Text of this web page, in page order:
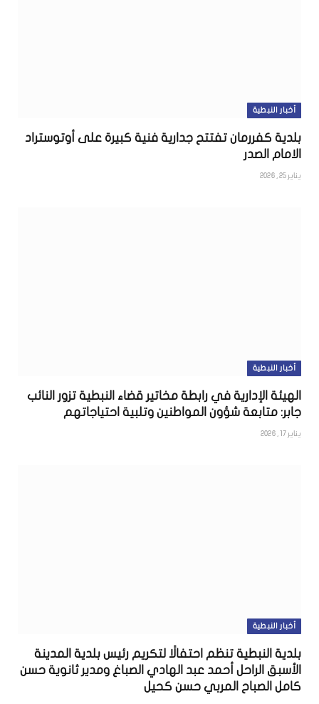
أخبار النبطية
بلدية كفررمان تفتتح جدارية فنية كبيرة على أوتوستراد
الامام الصدر
يناير 25, 2026
أخبار النبطية
الهيئة الإدارية في رابطة مخاتير قضاء النبطية تزور النائب
جابر: متابعة شؤون المواطنين وتلبية احتياجاتهم
يناير 17, 2026
أخبار النبطية
بلدية النبطية تنظم احتفالًا لتكريم رئيس بلدية المدينة
الأسبق الراحل أحمد عبد الهادي الصباغ ومدير ثانوية حسن
كامل الصباح المربي حسن كحيل